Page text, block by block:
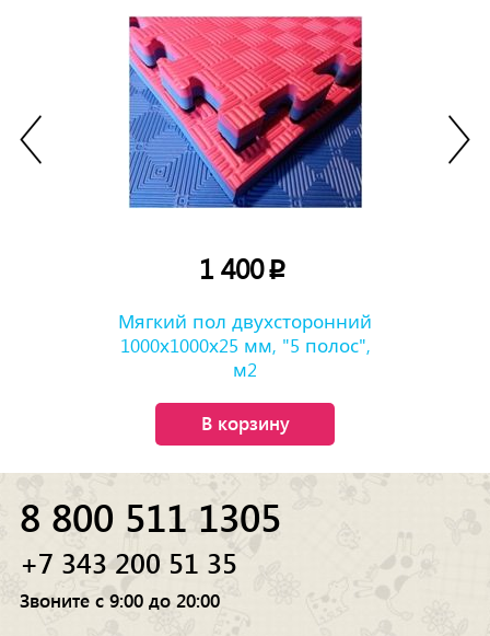
1 400p
Мягкий пол двухсторонний
1000х1000х25 мм, "5 полос",
м2
В корзину
8 800 511 1305
+7 343 200 51 35
Звоните с 9:00 до 20:00